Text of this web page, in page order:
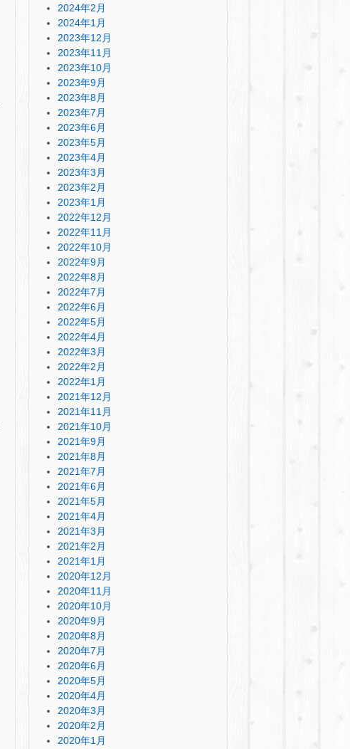
2024年2月
2024年1月
2023年12月
2023年11月
2023年10月
2023年9月
2023年8月
2023年7月
2023年6月
2023年5月
2023年4月
2023年3月
2023年2月
2023年1月
2022年12月
2022年11月
2022年10月
2022年9月
2022年8月
2022年7月
2022年6月
2022年5月
2022年4月
2022年3月
2022年2月
2022年1月
2021年12月
2021年11月
2021年10月
2021年9月
2021年8月
2021年7月
2021年6月
2021年5月
2021年4月
2021年3月
2021年2月
2021年1月
2020年12月
2020年11月
2020年10月
2020年9月
2020年8月
2020年7月
2020年6月
2020年5月
2020年4月
2020年3月
2020年2月
2020年1月